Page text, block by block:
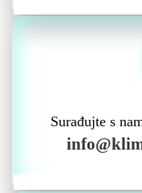
Surađujte s